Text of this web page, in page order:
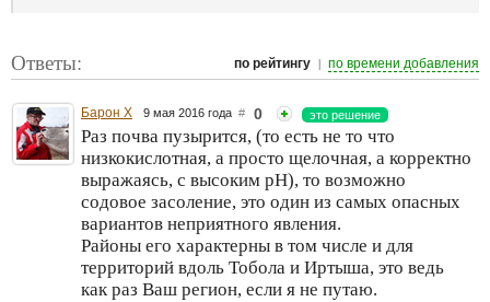
Ответы: по рейтингу | по времени добавления
Барон Х 9 мая 2016 года # 0 это решение
Раз почва пузырится, (то есть не то что
низкокислотная, а просто щелочная, а корректно
выражаясь, с высоким рН), то возможно
содовое засоление, это один из самых опасных
вариантов неприятного явления.
Районы его характерны в том числе и для
территорий вдоль Тобола и Иртыша, это ведь
как раз Ваш регион, если я не путаю.